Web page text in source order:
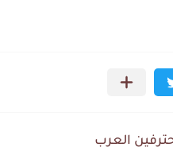
العرب